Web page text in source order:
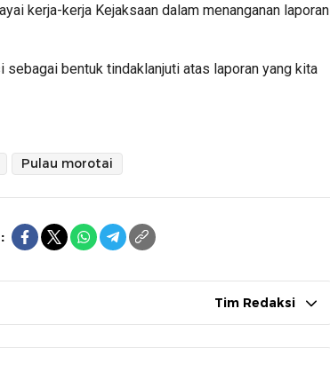
kerja-kerja Kejaksaan dalam menanganan laporan
sebagai bentuk tindaklanjuti atas laporan yang kita
Pulau morotai
Tim Redaksi